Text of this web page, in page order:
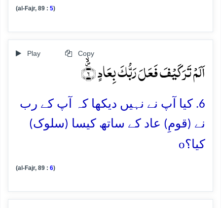
(al-Fajr, 89 : 5)
Play Copy
اَلَمۡ تَرَ کَیۡفَ فَعَلَ رَبُّکَ بِعَادٍ ۪ۙ﴿۶﴾
6. کیا آپ نے نہیں دیکھا کہ آپ کے رب
نے (قومِ) عاد کے ساتھ کیسا (سلوک)
کیا؟o
(al-Fajr, 89 : 6)